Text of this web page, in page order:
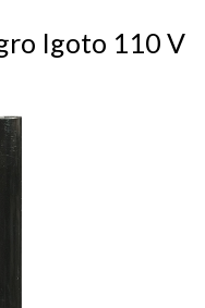
Igoto 110 V